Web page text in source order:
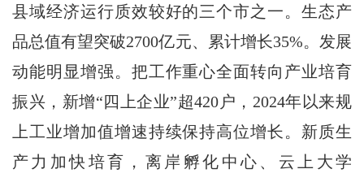
县域经济运行质效较好的三个市之一。生态产
品总值有望突破2700亿元、累计增长35%。发展
动能明显增强。把工作重心全面转向产业培育
振兴，新增“四上企业”超420户，2024年以来规
上工业增加值增速持续保持高位增长。新质生
产力加快培育，离岸孵化中心、云上大学